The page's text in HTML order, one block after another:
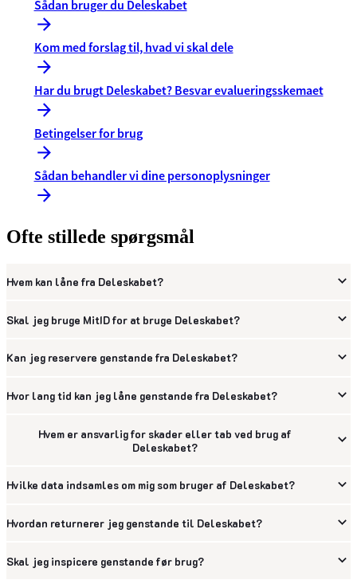
Sådan bruger du Deleskabet
Kom med forslag til, hvad vi skal dele
Har du brugt Deleskabet? Besvar evalueringsskemaet
Betingelser for brug
Sådan behandler vi dine personoplysninger
Ofte stillede spørgsmål
Hvem kan låne fra Deleskabet?
Skal jeg bruge MitID for at bruge Deleskabet?
Kan jeg reservere genstande fra Deleskabet?
Hvor lang tid kan jeg låne genstande fra Deleskabet?
Hvem er ansvarlig for skader eller tab ved brug af
Deleskabet?
Hvilke data indsamles om mig som bruger af Deleskabet?
Hvordan returnerer jeg genstande til Deleskabet?
Skal jeg inspicere genstande før brug?